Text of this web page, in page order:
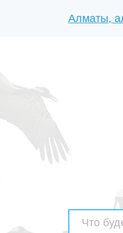
Алматы,
Найти: